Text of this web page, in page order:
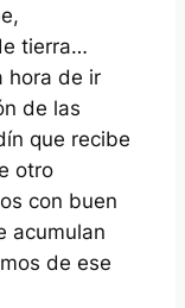
tierra…
hora de ir
de las
que recibe
otro
con buen
acumulan
de ese